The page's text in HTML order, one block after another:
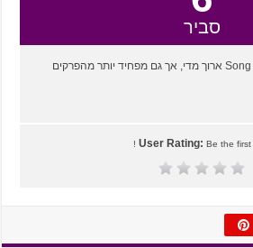
סביר
הפרק הרביעי של Song of Horror ארוך מדי, אך גם מפחיד יותר מהפרקים
User Rating:Be the first